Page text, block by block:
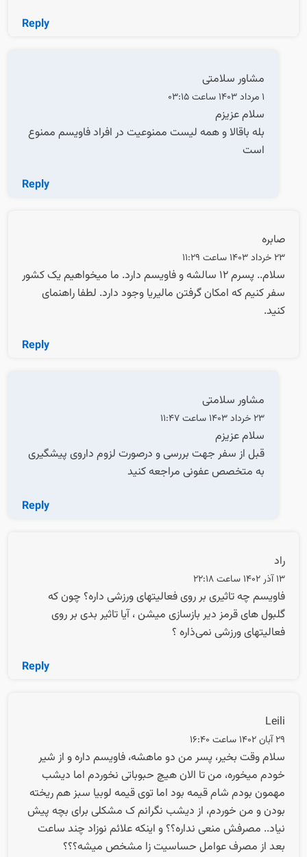
Reply
مشاور سلامتی
1 مرداد 1403 ساعت 03:15
سلام عزیزم
بله باقالا و همه لیست ممنوعیت در افراد فاویسم ممنوع
است
Reply
صابره
23 خرداد 1403 ساعت 11:29
سلام.. پسرم ۱۲ سالشه و فاویسم دارد. ما میخواهیم یک کشور
سفر کنیم که امکان گرفتن مالیریا وجود دارد. لطفا راهنمای
کنید.
Reply
مشاور سلامتی
23 خرداد 1403 ساعت 11:47
سلام عزیزم
قبل از سفر جهت بررسی و درصورت لزوم داروی پیشگیری
به متخصص عفونی مراجعه کنید
Reply
راد
13 آذر 1402 ساعت 22:18
فاویسم چه تاثیری بر روی فعالیتهای ورزشی داره؟ چون که
گلبول های قرمز دیر بازسازی میشن ، آیا تاثیر بدی بر روی
فعالیتهای ورزشی نمی‌ذاره ؟
Reply
Leili
29 آبان 1402 ساعت 16:40
سلام وقت بخیر، پسر من دو ماهشه، فاویسم داره و از شیر
خودم میخوره، من تا الان هیچ حبوباتی نخوردم اما دیشب
مهمون بودم شام قیمه بود اما توی قیمه لوبیا سبز هم ریخته
بودن و من خوردم، از دیشب نگرانم ک مشکلی برای بچه پیش
نیاد.. مصرفش منعی نداره؟؟ و اینکه علائم نوزاد چند ساعت
بعد از مصرف عوامل حساسیت زا مشخص میشه؟؟؟